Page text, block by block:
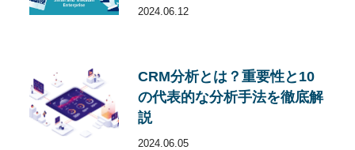
2024.06.12
CRM分析とは？重要性と10
の代表的な分析手法を徹底解
説
2024.06.05